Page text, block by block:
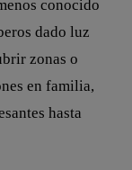
conocido
dado luz
zonas o
en familia,
hasta